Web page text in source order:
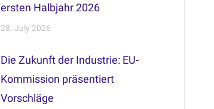
ersten Halbjahr 2026
28. July 2026
Die Zukunft der Industrie: EU-
Kommission präsentiert
Vorschläge